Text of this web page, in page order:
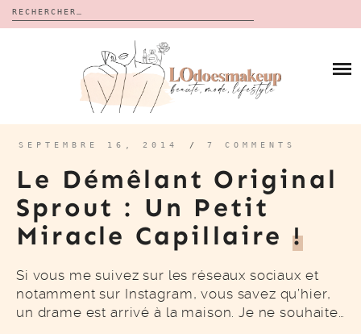
Rechercher :
CALENDRIERS DE L’AVENT
BON PLAN
À PROPOS
CONTACT
SEPTEMBRE 16, 2014 / 7 COMMENTS
Le Démêlant Original
Sprout : Un Petit
Miracle Capillaire !
Si vous me suivez sur les réseaux sociaux et
notamment sur Instagram, vous savez qu’hier,
un drame est arrivé à la maison. Je ne souhaite…